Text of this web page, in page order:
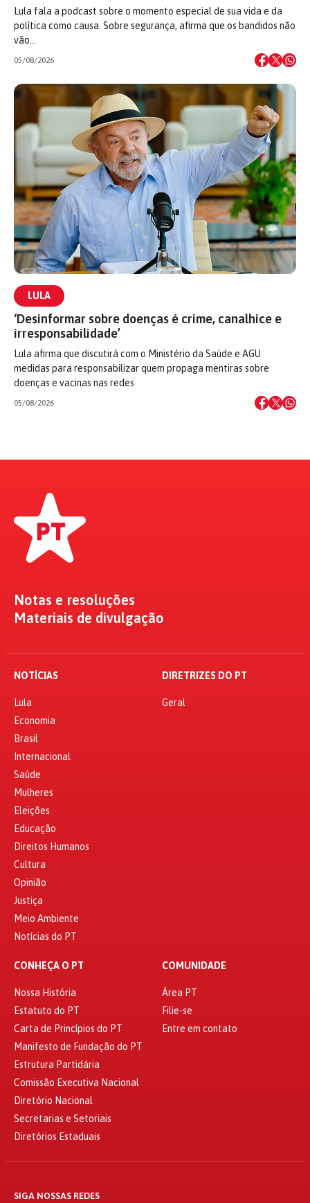
Lula fala a podcast sobre o momento especial de sua vida e da
política como causa. Sobre segurança, afirma que os bandidos não
vão…
05/08/2026
LULA
‘Desinformar sobre doenças é crime, canalhice e
irresponsabilidade’
Lula afirma que discutirá com o Ministério da Saúde e AGU
medidas para responsabilizar quem propaga mentiras sobre
doenças e vacinas nas redes
05/08/2026
Notas e resoluções
Materiais de divulgação
NOTÍCIAS
Lula
Economia
Brasil
Internacional
Saúde
Mulheres
Eleições
Educação
Direitos Humanos
Cultura
Opinião
Justiça
Meio Ambiente
Notícias do PT
DIRETRIZES DO PT
Geral
CONHEÇA O PT
Nossa História
Estatuto do PT
Carta de Princípios do PT
Manifesto de Fundação do PT
Estrutura Partidária
Comissão Executiva Nacional
Diretório Nacional
Secretarias e Setoriais
Diretórios Estaduais
COMUNIDADE
Área PT
Filie-se
Entre em contato
SIGA NOSSAS REDES